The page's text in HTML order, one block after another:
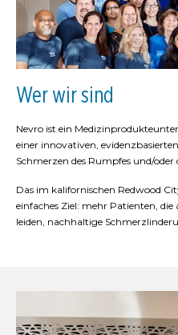
Wer wir sind
Nevro ist ein
einer innovativen,
Schmerzen des Rumpfes und/oder
Das im kalifornischen Redwood
einfaches Ziel: mehr Patienten,
leiden, nachhaltige